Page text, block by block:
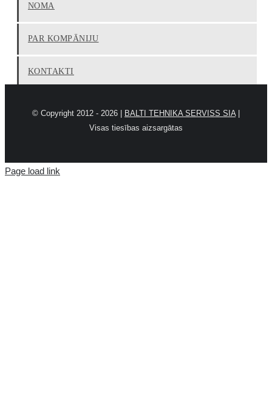
NOMA
PAR KOMPĀNIJU
KONTAKTI
© Copyright 2012 - 2026 | BALTI TEHNIKA SERVISS SIA |
Visas tiesības aizsargātas
Page load link